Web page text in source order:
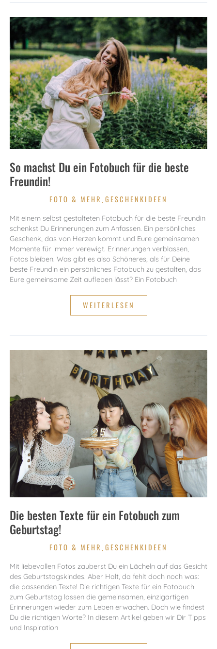
IST
So machst Du ein Fotobuch für die beste
Freundin!
FOTO & MEHR GESCHENKIDEEN
Mit einem selbst gestalteten Fotobuch für die beste Freundin
schenkst Du Erinnerungen zum Anfassen. Ein persönliches
Geschenk, das von Herzen kommt und Eure gemeinsamen
Momente für immer verewigt. Erinnerungen verblassen,
Fotos bleiben. Was gibt es also Schöneres, als für Deine
beste Freundin ein persönliches Fotobuch zu gestalten, das
Eure gemeinsame Zeit aufleben lässt? Ein Fotobuch
SO
MACHST
DU
FÜR
BESTE
FREUNDIN!
WEITERLESEN
Die besten Texte für ein Fotobuch zum
Geburtstag!
FOTO & MEHR GESCHENKIDEEN
Mit liebevollen Fotos zauberst Du ein Lächeln auf das Gesicht
des Geburtstagskindes. Aber Halt, da fehlt doch noch was:
die passenden Texte! Die richtigen Texte für ein Fotobuch
zum Geburtstag lassen die gemeinsamen, einzigartigen
Erinnerungen wieder zum Leben erwachen. Doch wie findest
Du die richtigen Worte? In diesem Artikel geben wir Dir Tipps
und Inspiration